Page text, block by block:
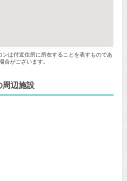
は付近住所に所在することを表すものであ
合がございます。
周辺施設